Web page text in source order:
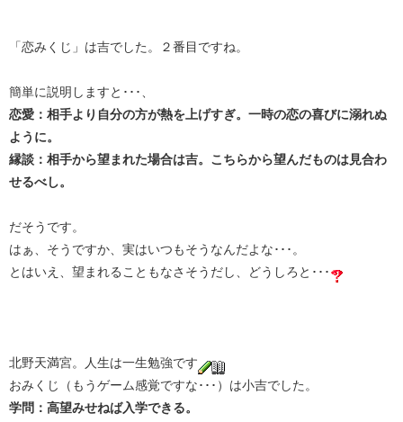
「恋みくじ」は吉でした。２番目ですね。
簡単に説明しますと･･･、
恋愛：相手より自分の方が熱を上げすぎ。一時の恋の喜びに溺れぬ
ように。
縁談：相手から望まれた場合は吉。こちらから望んだものは見合わ
せるべし。
だそうです。
はぁ、そうですか、実はいつもそうなんだよな･･･。
とはいえ、望まれることもなさそうだし、どうしろと･･･
北野天満宮。人生は一生勉強です
おみくじ（もうゲーム感覚ですな･･･）は小吉でした。
学問：高望みせねば入学できる。